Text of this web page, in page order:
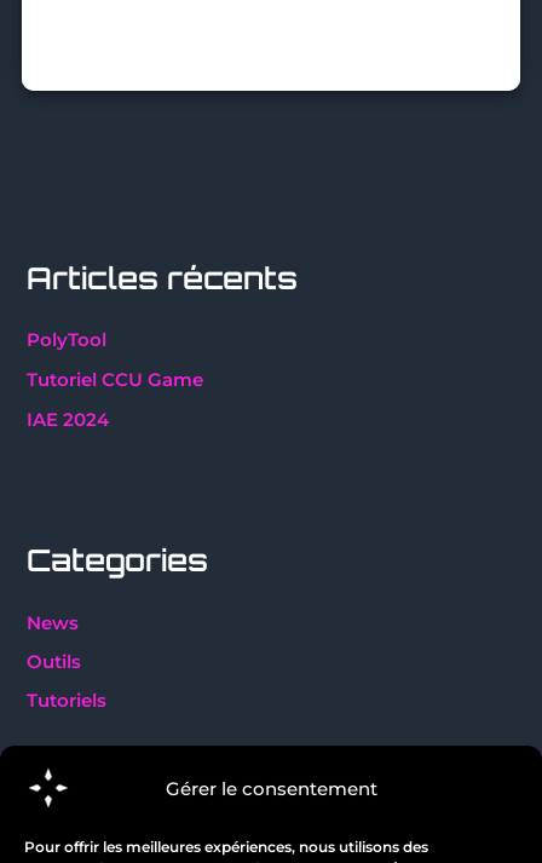
Gérer le consentement
Pour offrir les meilleures expériences, nous utilisons des
Articles récents
PolyTool
Tutoriel CCU Game
IAE 2024
Categories
News
Outils
Tutoriels